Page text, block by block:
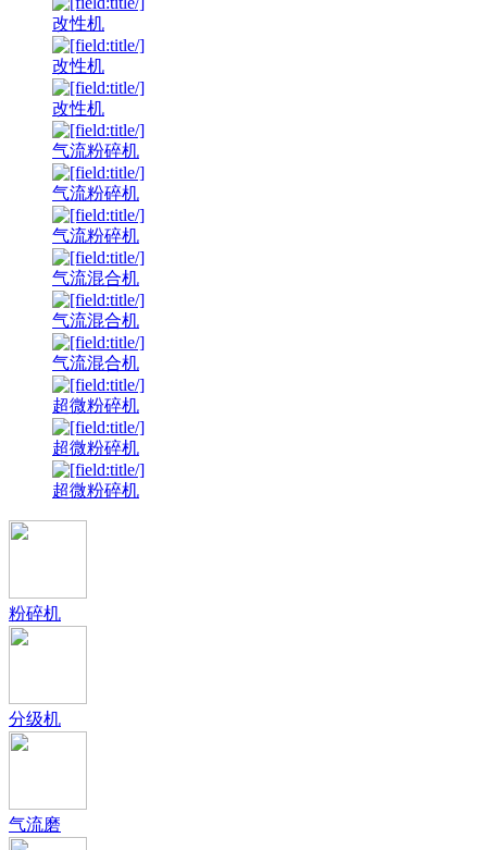
改性机
改性机
改性机
气流粉碎机
气流粉碎机
气流粉碎机
气流混合机
气流混合机
气流混合机
超微粉碎机
超微粉碎机
超微粉碎机
粉碎机
分级机
气流磨